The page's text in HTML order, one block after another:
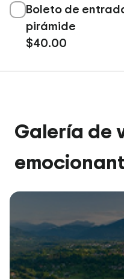
Boleto de
pirámide
$40.00
Galería de